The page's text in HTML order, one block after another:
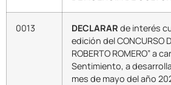
0013 DECLARAR de interés
edición del CONCURSO
ROBERTO ROMERO” a
Sentimiento, a
mes de mayo del año